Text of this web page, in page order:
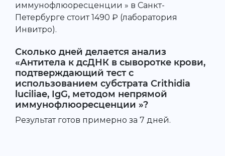
иммунофлюоресценции » в Санкт-
Петербурге стоит 1490 ₽ (лаборатория
Инвитро).
Сколько дней делается анализ
«Антитела к дсДНК в сыворотке крови,
подтверждающий тест с
использованием субстрата Crithidia
luciliae, IgG, методом непрямой
иммунофлюоресценции »?
Результат готов примерно за 7 дней.